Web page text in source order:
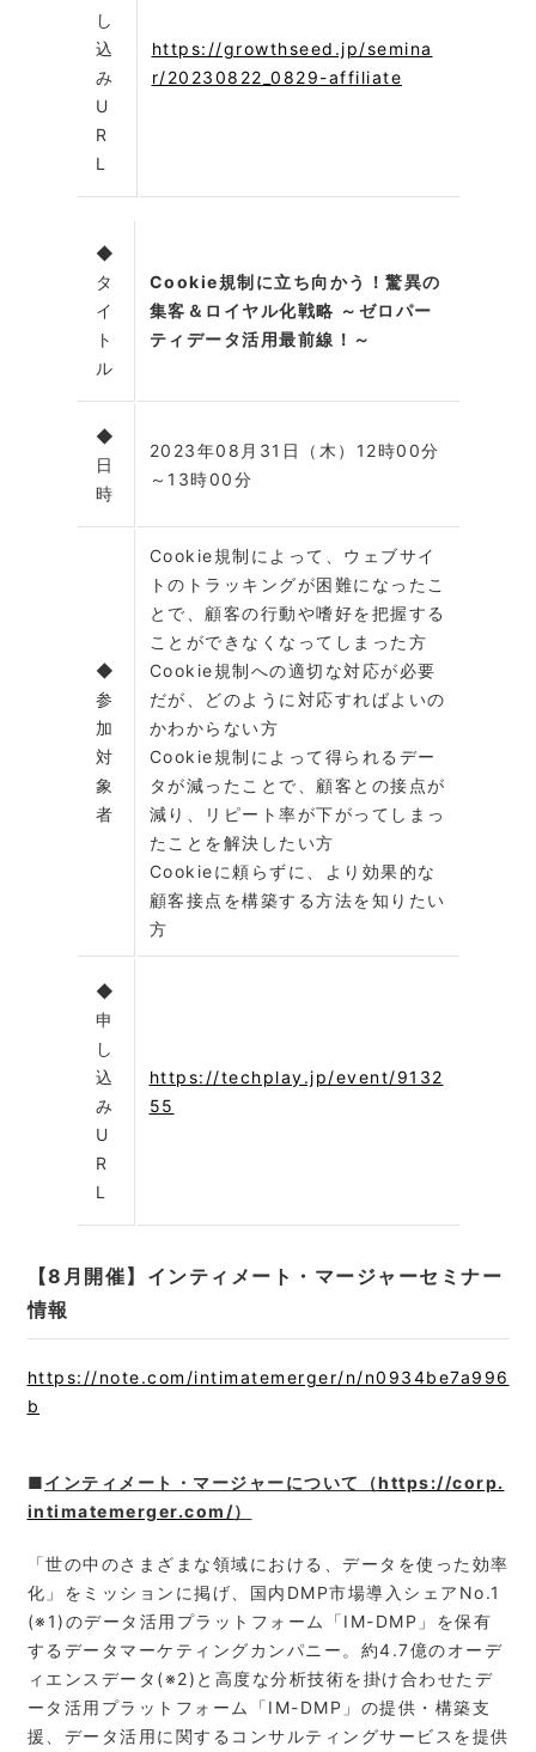
し
込
み
U
R
L
https://growthseed.jp/semina
r/20230822_0829-affiliate
◆
タ
イ
ト
ル
Cookie規制に立ち向かう！驚異の
集客＆ロイヤル化戦略 ～ゼロパー
ティデータ活用最前線！～
◆
日
時
2023年08月31日（木）12時00分
～13時00分
◆
参
加
対
象
者
Cookie規制によって、ウェブサイ
トのトラッキングが困難になったこ
とで、顧客の行動や嗜好を把握する
ことができなくなってしまった方
Cookie規制への適切な対応が必要
だが、どのように対応すればよいの
かわからない方
Cookie規制によって得られるデー
タが減ったことで、顧客との接点が
減り、リピート率が下がってしまっ
たことを解決したい方
Cookieに頼らずに、より効果的な
顧客接点を構築する方法を知りたい
方
◆
申
し
込
み
U
R
L
https://techplay.jp/event/9132
55
【8月開催】インティメート・マージャーセミナー
情報
https://note.com/intimatemerger/n/n0934be7a996
b
■インティメート・マージャーについて（https://corp.
intimatemerger.com/）
「世の中のさまざまな領域における、データを使った効率
化」をミッションに掲げ、国内DMP市場導入シェアNo.1
(※1)のデータ活用プラットフォーム「IM-DMP」を保有
するデータマーケティングカンパニー。約4.7億のオーデ
ィエンスデータ(※2)と高度な分析技術を掛け合わせたデ
ータ活用プラットフォーム「IM-DMP」の提供・構築支
援、データ活用に関するコンサルティングサービスを提供